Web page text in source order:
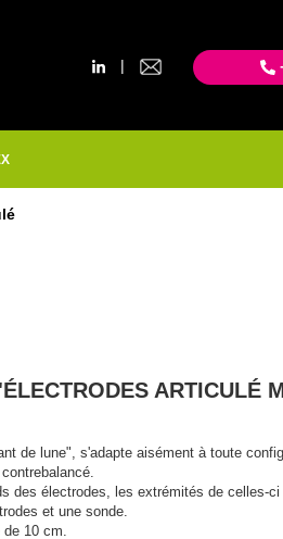
|
ARTICULÉ
de lune", s'adapte aisément à toute
des électrodes, les extrémités de celles-
et une sonde.
de 10 cm.